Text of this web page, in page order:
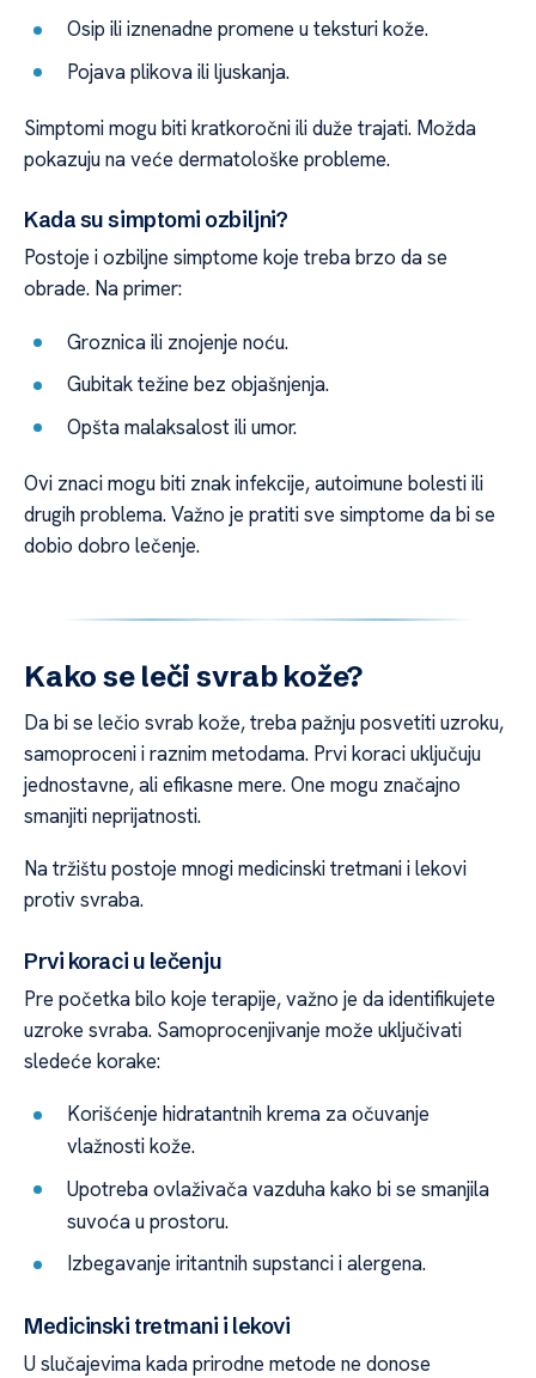
Osip ili iznenadne promene u teksturi kože.
Pojava plikova ili ljuskanja.
Simptomi mogu biti kratkoročni ili duže trajati. Možda
pokazuju na veće dermatološke probleme.
Kada su simptomi ozbiljni?
Postoje i ozbiljne simptome koje treba brzo da se
obrade. Na primer:
Groznica ili znojenje noću.
Gubitak težine bez objašnjenja.
Opšta malaksalost ili umor.
Ovi znaci mogu biti znak infekcije, autoimune bolesti ili
drugih problema. Važno je pratiti sve simptome da bi se
dobio dobro lečenje.
Kako se leči svrab kože?
Da bi se lečio svrab kože, treba pažnju posvetiti uzroku,
samoproceni i raznim metodama. Prvi koraci uključuju
jednostavne, ali efikasne mere. One mogu značajno
smanjiti neprijatnosti.
Na tržištu postoje mnogi medicinski tretmani i lekovi
protiv svraba.
Prvi koraci u lečenju
Pre početka bilo koje terapije, važno je da identifikujete
uzroke svraba. Samoprocenjivanje može uključivati
sledeće korake:
Korišćenje hidratantnih krema za očuvanje
vlažnosti kože.
Upotreba ovlaživača vazduha kako bi se smanjila
suvoća u prostoru.
Izbegavanje iritantnih supstanci i alergena.
Medicinski tretmani i lekovi
U slučajevima kada prirodne metode ne donose